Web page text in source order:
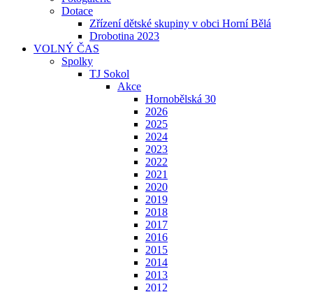
Dotace
Zřízení dětské skupiny v obci Horní Bělá
Drobotina 2023
VOLNÝ ČAS
Spolky
TJ Sokol
Akce
Hornobělská 30
2026
2025
2024
2023
2022
2021
2020
2019
2018
2017
2016
2015
2014
2013
2012